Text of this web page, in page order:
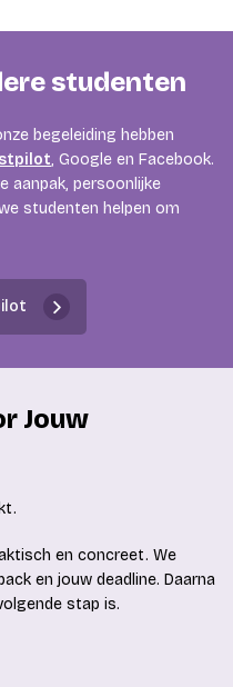
studenten
begeleiding hebben
, Google en Facebook.
aanpak, persoonlijke
studenten helpen om
Jouw
en concreet. We
en jouw deadline. Daarna
stap is.